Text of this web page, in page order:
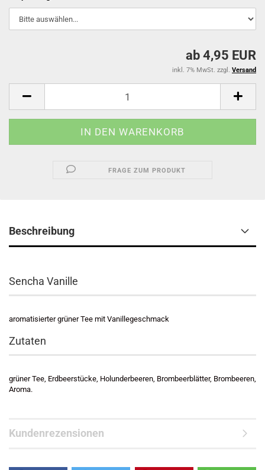
ab 4,95 EUR
inkl. 7% MwSt. zzgl. Versand
FRAGE ZUM PRODUKT
Beschreibung
Sencha Vanille
aromatisierter grüner Tee mit Vanillegeschmack
Zutaten
grüner Tee, Erdbeerstücke, Holunderbeeren, Brombeerblätter, Brombeeren,
Aroma.
Kundenrezensionen